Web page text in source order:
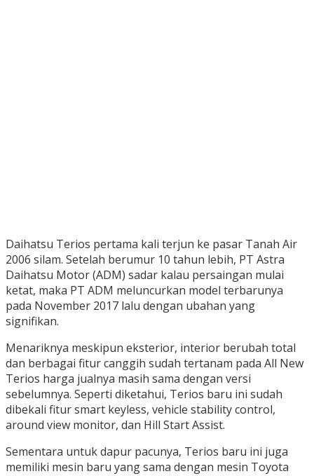
Daihatsu Terios pertama kali terjun ke pasar Tanah Air
2006 silam. Setelah berumur 10 tahun lebih, PT Astra
Daihatsu Motor (ADM) sadar kalau persaingan mulai
ketat, maka PT ADM meluncurkan model terbarunya
pada November 2017 lalu dengan ubahan yang
signifikan.
Menariknya meskipun eksterior, interior berubah total
dan berbagai fitur canggih sudah tertanam pada All New
Terios harga jualnya masih sama dengan versi
sebelumnya. Seperti diketahui, Terios baru ini sudah
dibekali fitur smart keyless, vehicle stability control,
around view monitor, dan Hill Start Assist.
Sementara untuk dapur pacunya, Terios baru ini juga
memiliki mesin baru yang sama dengan mesin Toyota